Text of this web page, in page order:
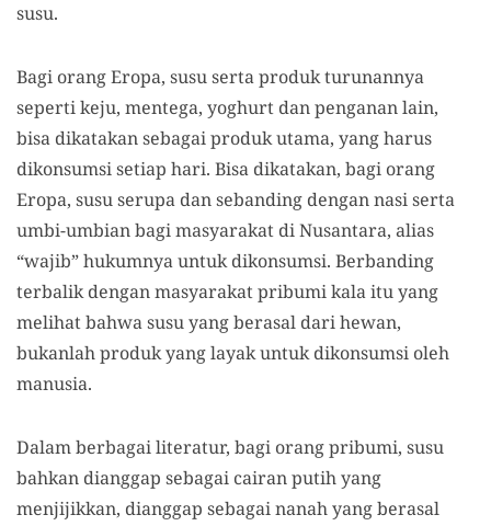
susu.
Bagi orang Eropa, susu serta produk turunannya
seperti keju, mentega, yoghurt dan penganan lain,
bisa dikatakan sebagai produk utama, yang harus
dikonsumsi setiap hari. Bisa dikatakan, bagi orang
Eropa, susu serupa dan sebanding dengan nasi serta
umbi-umbian bagi masyarakat di Nusantara, alias
“wajib” hukumnya untuk dikonsumsi. Berbanding
terbalik dengan masyarakat pribumi kala itu yang
melihat bahwa susu yang berasal dari hewan,
bukanlah produk yang layak untuk dikonsumsi oleh
manusia.
Dalam berbagai literatur, bagi orang pribumi, susu
bahkan dianggap sebagai cairan putih yang
menjijikkan, dianggap sebagai nanah yang berasal